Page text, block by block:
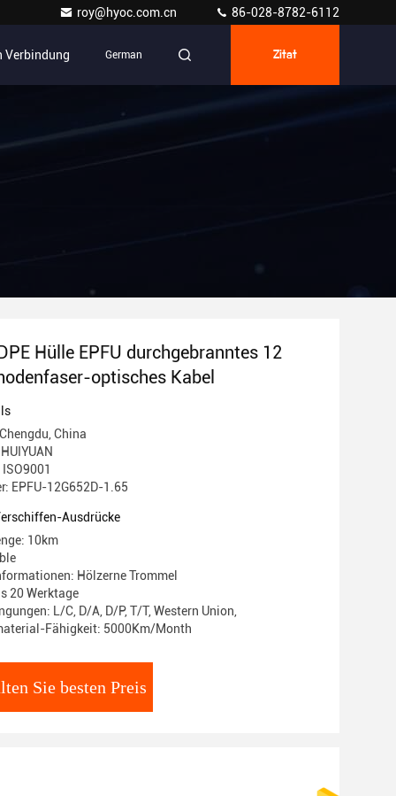
roy@hyoc.com.cn 86-028-8782-6112
Verbindung German Zitat
Hülle EPFU durchgebranntes 12
optisches Kabel
China
EPFU-12G652D-1.65
Ausdrücke
10km
Hölzerne Trommel
20 Werktage
L/C, D/A, D/P, T/T, Western Union,
Fähigkeit: 5000Km/Month
Sie besten Preis